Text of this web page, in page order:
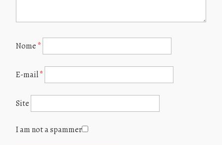
Nome *
E-mail*
Site
I am not a spammer